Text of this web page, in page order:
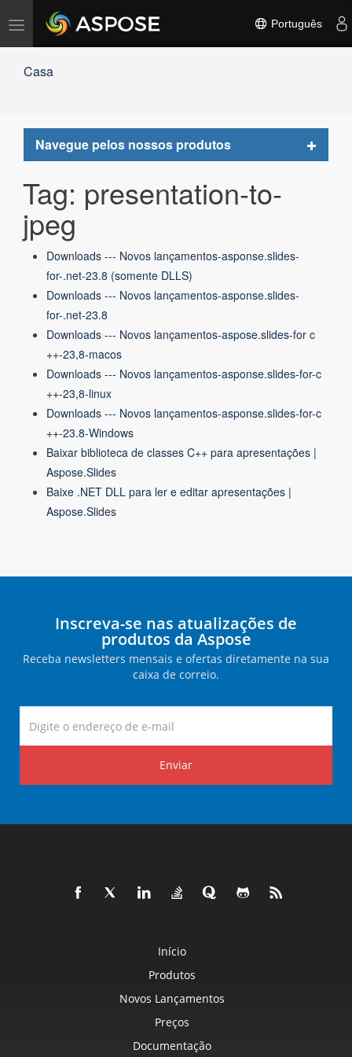
Alternar
navegação
Português
Casa
Navegue pelos nossos produtos
Toggle
Tag: presentation-to-
jpeg
Downloads --- Novos lançamentos-asponse.slides-
for-.net-23.8 (somente DLLS)
Downloads --- Novos lançamentos-asponse.slides-
for-.net-23.8
Downloads --- Novos lançamentos-aspose.slides-for c
++-23,8-macos
Downloads --- Novos lançamentos-asponse.slides-for-c
++-23,8-linux
Downloads --- Novos lançamentos-asponse.slides-for-c
++-23.8-Windows
Baixar biblioteca de classes C++ para apresentações |
Aspose.Slides
Baixe .NET DLL para ler e editar apresentações |
Aspose.Slides
Inscreva-se nas atualizações de
produtos da Aspose
Receba newsletters mensais e ofertas diretamente na sua
caixa de correio.
Enviar
Início
Produtos
Novos Lançamentos
Preços
Documentação